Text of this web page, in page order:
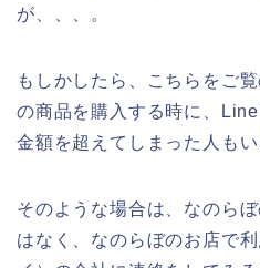
が、、、。
もしかしたら、こちらをご
の商品を購入する時に、
金額を超えてしまった人も
そのような場合は、なのら
はなく、なのらぼのお店で